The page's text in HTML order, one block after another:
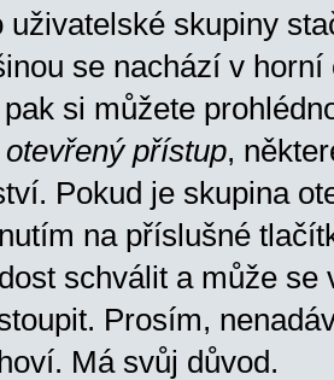
uživatelské skupiny
se nachází v horní
si můžete
otevřený přístup,
Pokud je skupina
na příslušné
schválit a může se
Prosím,
Má svůj důvod.